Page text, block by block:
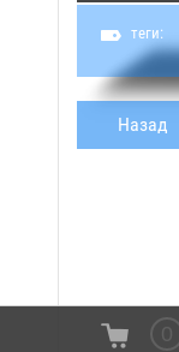
теги:
Назад
0